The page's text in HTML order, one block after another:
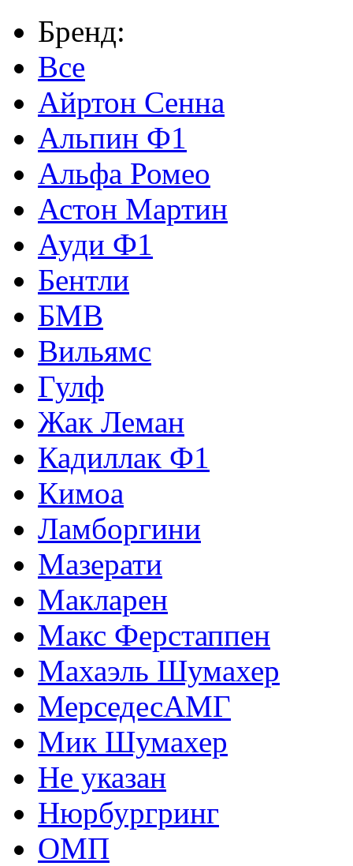
Бренд:
Все
Айртон Сенна
Альпин Ф1
Альфа Ромео
Астон Мартин
Ауди Ф1
Бентли
БМВ
Вильямс
Гулф
Жак Леман
Кадиллак Ф1
Кимоа
Ламборгини
Мазерати
Макларен
Макс Ферстаппен
Махаэль Шумахер
МерседесАМГ
Мик Шумахер
Не указан
Нюрбургринг
ОМП